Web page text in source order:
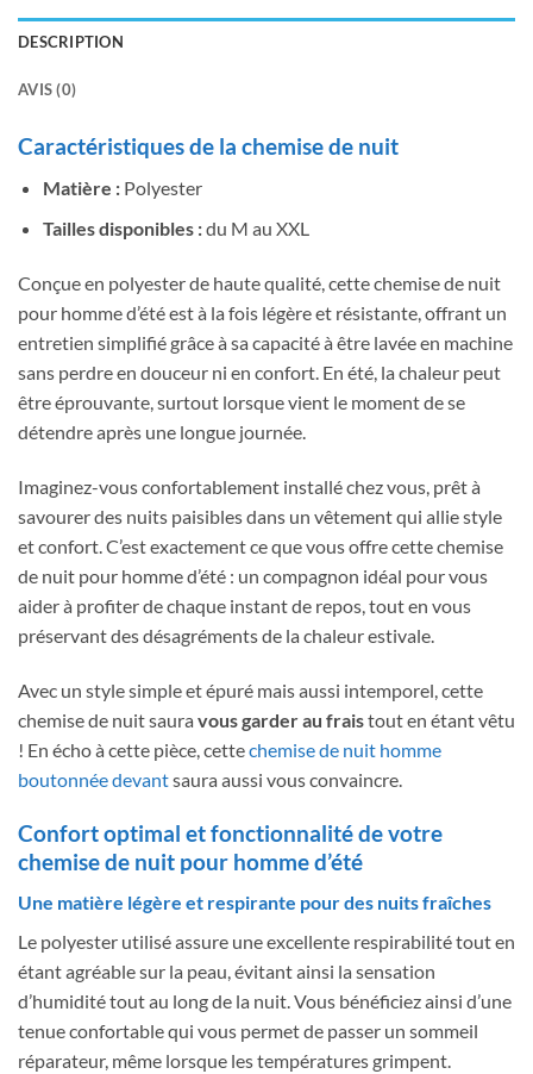
DESCRIPTION
AVIS (0)
Caractéristiques de la chemise de nuit
Matière :Polyester
Tailles disponibles :du M au XXL
Conçue en polyester de haute qualité, cette chemise de nuit
pour homme d’été est à la fois légère et résistante, offrant un
entretien simplifié grâce à sa capacité à être lavée en machine
sans perdre en douceur ni en confort. En été, la chaleur peut
être éprouvante, surtout lorsque vient le moment de se
détendre après une longue journée.
Imaginez-vous confortablement installé chez vous, prêt à
savourer des nuits paisibles dans un vêtement qui allie style
et confort. C’est exactement ce que vous offre cette chemise
de nuit pour homme d’été : un compagnon idéal pour vous
aider à profiter de chaque instant de repos, tout en vous
préservant des désagréments de la chaleur estivale.
Avec un style simple et épuré mais aussi intemporel, cette
chemise de nuit saura vous garder au fraistout en étant vêtu
! En écho à cette pièce, cettechemise de nuit homme
boutonnée devantsaura aussi vous convaincre.
Confort optimal et fonctionnalité de votre
chemise de nuit pour homme d’été
Une matière légère et respirante pour des nuits fraîches
Le polyester utilisé assure une excellente respirabilité tout en
étant agréable sur la peau, évitant ainsi la sensation
d’humidité tout au long de la nuit. Vous bénéficiez ainsi d’une
tenue confortable qui vous permet de passer un sommeil
réparateur, même lorsque les températures grimpent.